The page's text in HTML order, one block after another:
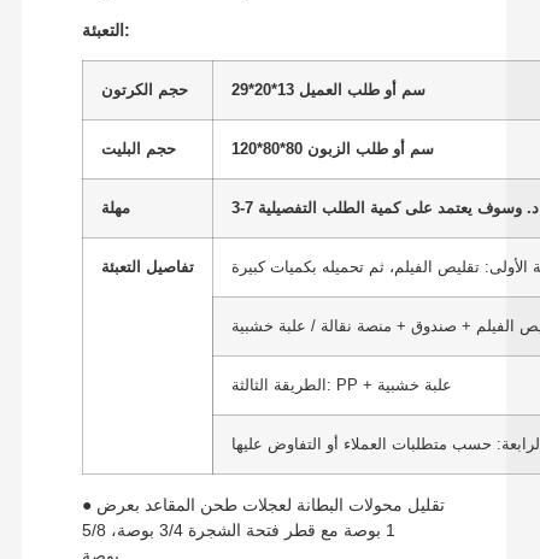
التعبئة:
حجم الكرتون 29*20*13 سم أو طلب العميل
حجم البليت 120*80*80 سم أو طلب الزبون
مهلة
تفاصيل التعبئة الأولى: تقليص الفيلم، ثم تحميله بكميات كبيرة
الطريقة الثالثة: PP + علبة خشبية
حسب متطلبات العملاء أو التفاوض عليها
● تقليل محولات البطانة لعجلات طحن المقاعد بعرض
1 بوصة مع قطر فتحة الشجرة 3/4 بوصة، 5/8